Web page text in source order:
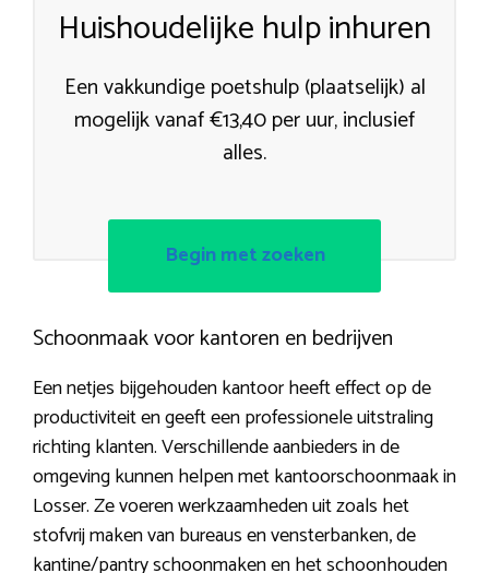
Huishoudelijke hulp inhuren
Een vakkundige poetshulp (plaatselijk) al
mogelijk vanaf €13,40 per uur, inclusief
alles.
Begin met zoeken
Schoonmaak voor kantoren en bedrijven
Een netjes bijgehouden kantoor heeft effect op de
productiviteit en geeft een professionele uitstraling
richting klanten. Verschillende aanbieders in de
omgeving kunnen helpen met kantoorschoonmaak in
Losser. Ze voeren werkzaamheden uit zoals het
stofvrij maken van bureaus en vensterbanken, de
kantine/pantry schoonmaken en het schoonhouden